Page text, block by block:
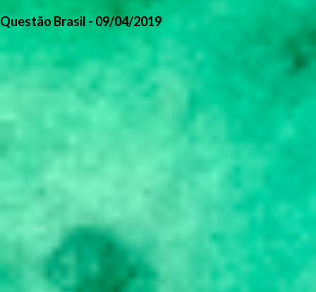
Questão Brasil - 09/04/2019